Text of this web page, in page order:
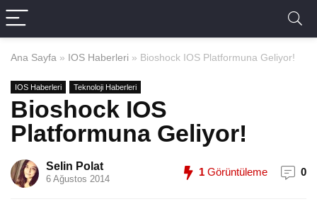
Ana Sayfa » IOS Haberleri » Bioshock IOS Platformuna Geliyor!
IOS Haberleri Teknoloji Haberleri
Bioshock IOS
Platformuna Geliyor!
Selin Polat
6 Ağustos 2014
1 Görüntüleme 0